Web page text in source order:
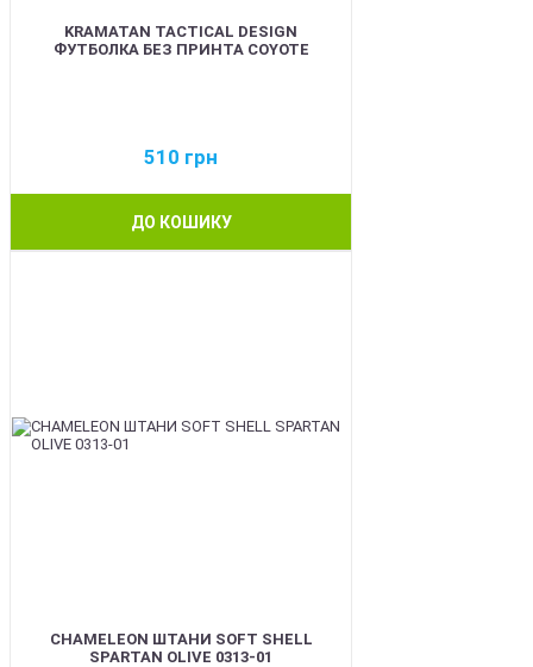
KRAMATAN TACTICAL DESIGN
ФУТБОЛКА БЕЗ ПРИНТА COYOTE
510 грн
ДО КОШИКУ
CHAMELEON ШТАНИ SOFT SHELL
SPARTAN OLIVE 0313-01